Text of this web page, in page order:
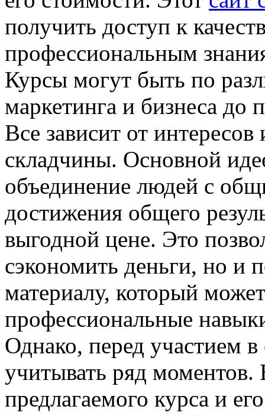
получить доступ к
профессиональным
Курсы могут быть по
маркетинга и бизнеса до
Все зависит от
складчины. Основной
объединение людей с
достижения общего
выгодной цене. Это
сэкономить деньги, но и
материалу, который
профессиональные
Однако, перед участием
учитывать ряд
предлагаемого курса и